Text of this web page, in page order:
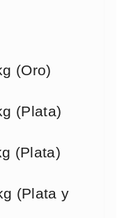
(Oro)
(Plata)
(Plata)
(Plata y